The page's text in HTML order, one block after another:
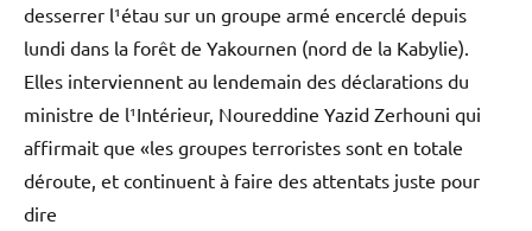
desserrer l¹étau sur un groupe armé encerclé depuis
lundi dans la forêt de Yakournen (nord de la Kabylie).
Elles interviennent au lendemain des déclarations du
ministre de l¹Intérieur, Noureddine Yazid Zerhouni qui
affirmait que «les groupes terroristes sont en totale
déroute, et continuent à faire des attentats juste pour
dire